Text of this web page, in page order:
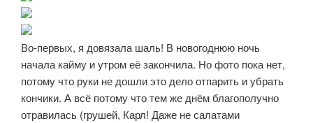
Во-первых, я довязала шаль! В новогоднюю ночь
начала кайму и утром её закончила. Но фото пока нет,
потому что руки не дошли это дело отпарить и убрать
кончики. А всё потому что тем же днём благополучно
отравилась (грушей, Карл! Даже не салатами